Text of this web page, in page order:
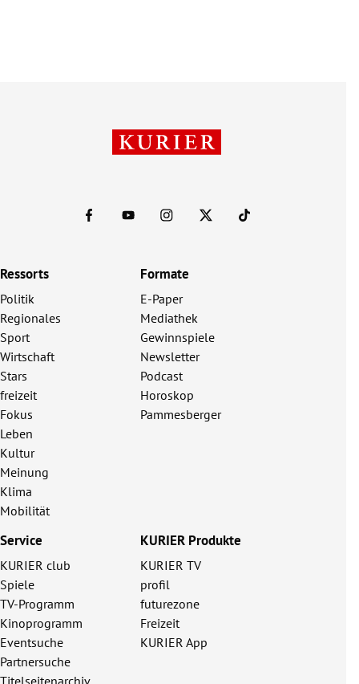
Ressorts
Politik
Regionales
Sport
Wirtschaft
Stars
freizeit
Fokus
Leben
Kultur
Meinung
Klima
Mobilität
Formate
E-Paper
Mediathek
Gewinnspiele
Newsletter
Podcast
Horoskop
Pammesberger
Service
KURIER club
Spiele
TV-Programm
Kinoprogramm
Eventsuche
Partnersuche
Titelseitenarchiv
KURIER Produkte
KURIER TV
profil
futurezone
Freizeit
KURIER App